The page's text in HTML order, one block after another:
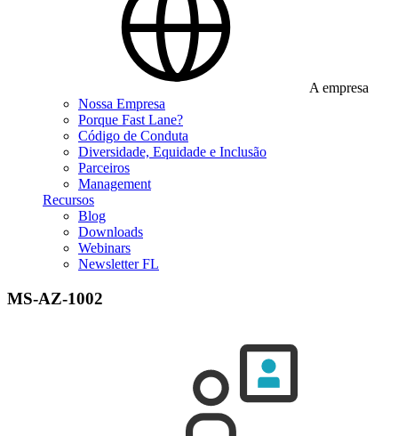
A empresa
Nossa Empresa
Porque Fast Lane?
Código de Conduta
Diversidade, Equidade e Inclusão
Parceiros
Management
Recursos
Blog
Downloads
Webinars
Newsletter FL
MS-AZ-1002